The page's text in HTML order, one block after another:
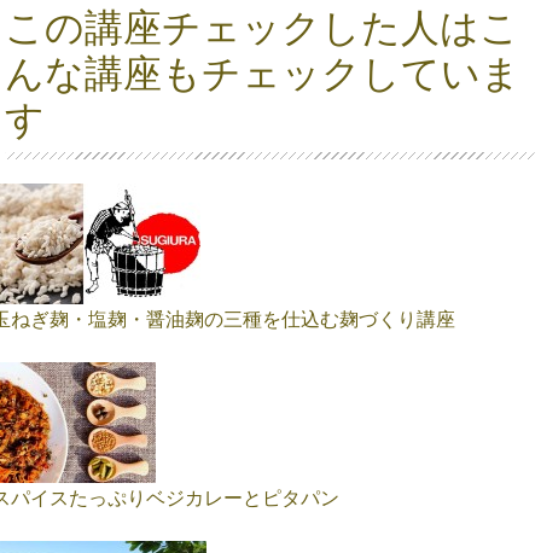
この講座チェックした人はこ
んな講座もチェックしていま
す
ねぎ麹・塩麹・醤油麹の三種を仕込む麹づくり講座
パイスたっぷりベジカレーとピタパン